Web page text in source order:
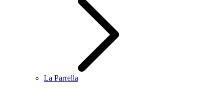
La Parrella